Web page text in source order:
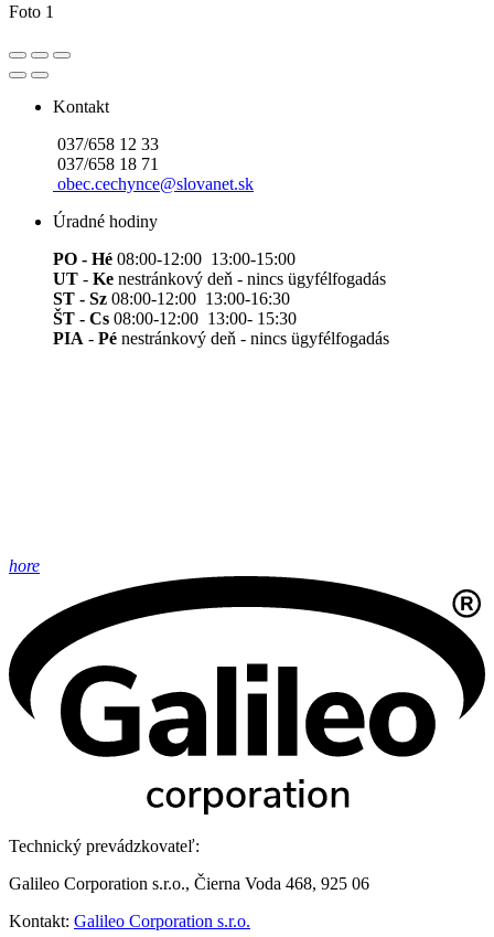
Foto 1
Kontakt
037/658 12 33
037/658 18 71
obec.cechynce@slovanet.sk
Úradné hodiny
PO - Hé 08:00-12:00 13:00-15:00
UT - Ke nestránkový deň - nincs ügyfélfogadás
ST - Sz 08:00-12:00 13:00-16:30
ŠT - Cs 08:00-12:00 13:00- 15:30
PIA - Pé nestránkový deň - nincs ügyfélfogadás
hore
Technický prevádzkovateľ:
Galileo Corporation s.r.o., Čierna Voda 468, 925 06
Kontakt: Galileo Corporation s.r.o.